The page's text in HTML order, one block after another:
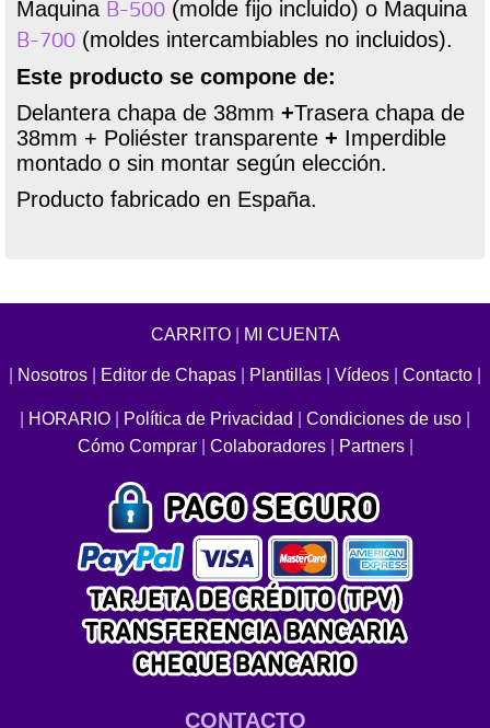
Maquina B-500 (molde fijo incluido) o Maquina
B-700 (moldes intercambiables no incluidos).
Este producto se compone de:
Delantera chapa de 38mm +Trasera chapa de
38mm + Poliéster transparente + Imperdible
montado o sin montar según elección.
Producto fabricado en España.
CARRITO| MI CUENTA
Nosotros Editor de Chapas Plantillas Vídeos Contacto
HORARIO Política de Privacidad Condiciones de uso
Cómo Comprar
Colaboradores Partners
CONTACTO